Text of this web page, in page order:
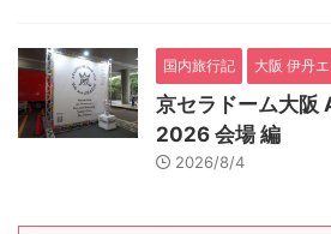
国内旅行記 大阪 伊丹
京セラドーム大阪
2026 会場 編
2026/8/4